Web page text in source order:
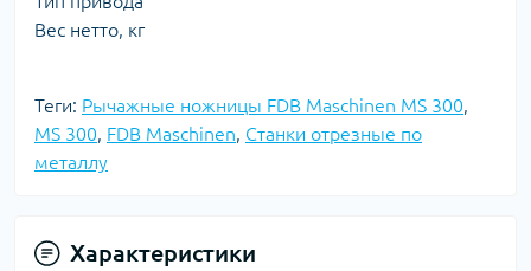
Вес нетто, кг
Теги: Рычажные ножницы FDB Maschinen MS 300,
MS 300, FDB Maschinen, Станки отрезные по
металлу
Характеристики